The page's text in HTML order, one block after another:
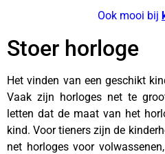
Ook mooi bij
Stoer horloge
Het vinden van een geschikt
Vaak zijn horloges net te
letten dat de maat van het
kind. Voor tieners zijn de
net horloges voor